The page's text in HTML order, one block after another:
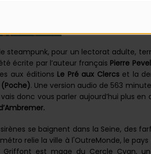
steampunk, pour un lectorat adulte,
écrite par l’auteur français Pierre Pevel
aux éditions Le Pré aux Clercset la
. Une version audio de 563
vais donc vous parler aujourd’hui plus en
se baignent dans la Seine, des
relie la ville à l'OutreMonde, le pays
Griffont est mage du Cercle Cyan,